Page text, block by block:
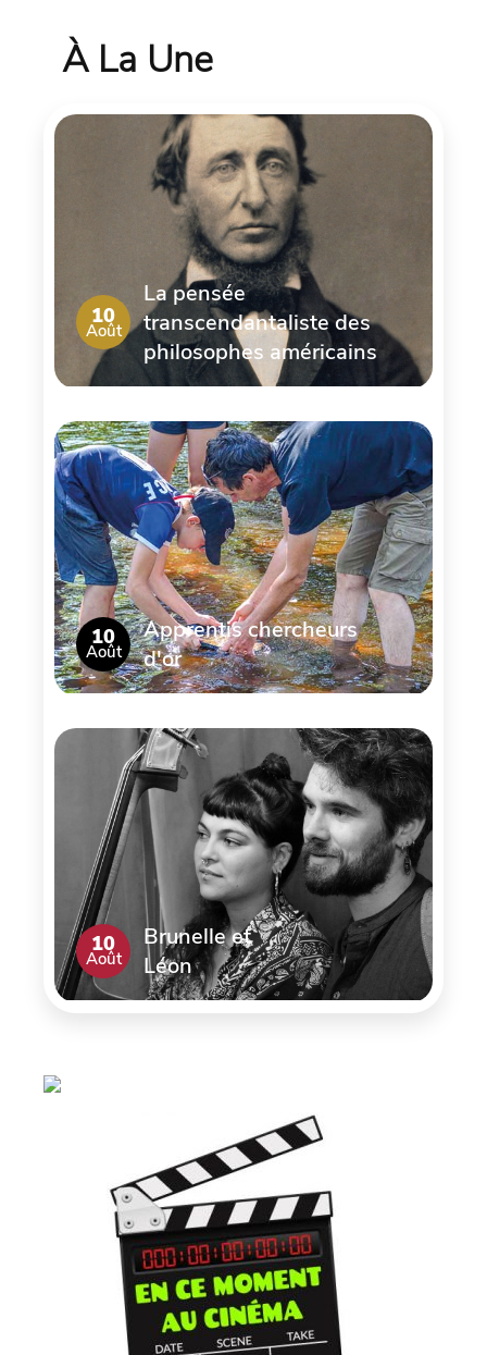
À La Une
10
Août
La pensée
transcendantaliste des
philosophes américains
10
Août
Apprentis chercheurs
d'or
10
Août
Brunelle et
Léon